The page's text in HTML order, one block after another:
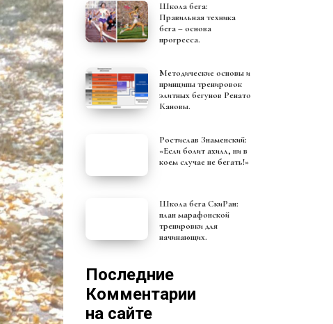
Школа бега:
Правильная техника
бега – основа
прогресса.
Методические основы и
принципы тренировок
элитных бегунов Ренато
Кановы.
Ростислав Знаменский:
«Если болит ахилл, ни в
коем случае не бегать!»
Школа бега СкиРан:
план марафонской
тренировки для
начинающих.
Последние
Комментарии
на сайте